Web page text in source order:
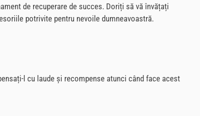
de recuperare de succes. Doriți să vă învățați
potrivite pentru nevoile dumneavoastră.
l cu laude și recompense atunci când face acest